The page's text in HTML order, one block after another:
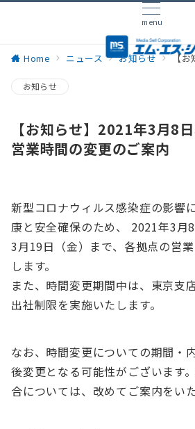
menu
Home ニュース お知らせ 【お知らせ
お知らせ
【お知らせ】2021年3月8
営業時間の変更のご案内
新型コロナウィルス感染症の影響
康と安全確保のため、 2021年3月
3月19日（金）まで、各拠点の営
します。
また、時間変更期間中は、東京支
出社制限を実施いたします。
なお、時間変更についての期間・
後変更となる可能性がございます
合については、改めてご案内をいた